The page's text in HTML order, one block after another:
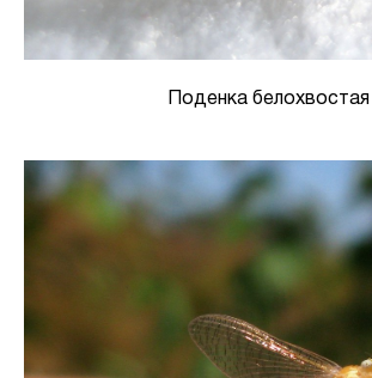
Поденка белохвостая